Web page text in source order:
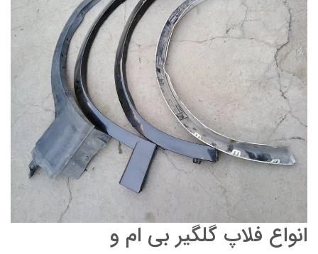
انواع فلاپ گلگیر بی ام و